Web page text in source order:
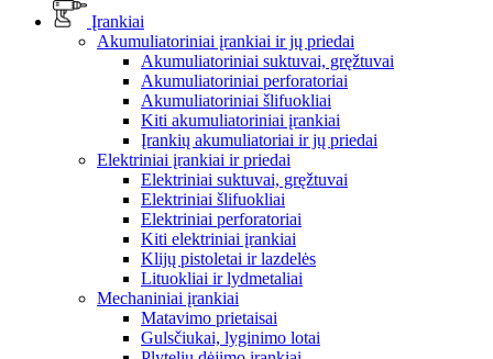
Įrankiai
Akumuliatoriniai įrankiai ir jų priedai
Akumuliatoriniai suktuvai, gręžtuvai
Akumuliatoriniai perforatoriai
Akumuliatoriniai šlifuokliai
Kiti akumuliatoriniai įrankiai
Įrankių akumuliatoriai ir jų priedai
Elektriniai įrankiai ir priedai
Elektriniai suktuvai, gręžtuvai
Elektriniai šlifuokliai
Elektriniai perforatoriai
Kiti elektriniai įrankiai
Klijų pistoletai ir lazdelės
Lituokliai ir lydmetaliai
Mechaniniai įrankiai
Matavimo prietaisai
Gulsčiukai, lyginimo lotai